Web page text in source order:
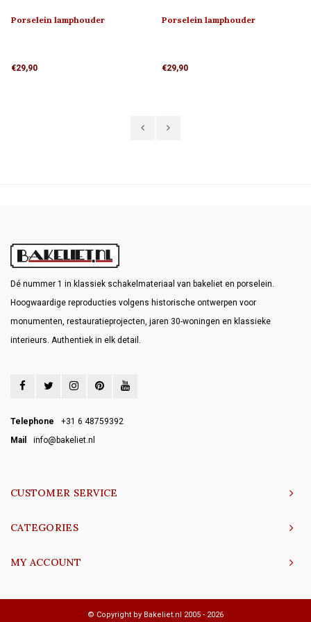
Porselein lamphouder
€29,90
Porselein lamphouder
€29,90
Dé nummer 1 in klassiek schakelmateriaal van bakeliet en porselein.
Hoogwaardige reproducties volgens historische ontwerpen voor
monumenten, restauratieprojecten, jaren 30-woningen en klassieke
interieurs. Authentiek in elk detail.
Telephone
+31 6 48759392
Mail
info@bakeliet.nl
CUSTOMER SERVICE
CATEGORIES
MY ACCOUNT
© Copyright by Bakeliet.nl 2005 - 2026